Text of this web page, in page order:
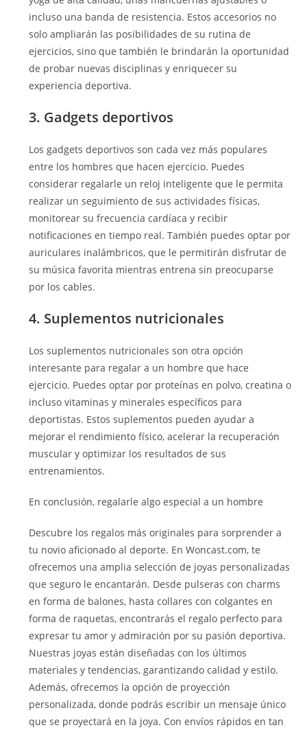
incluso una banda de resistencia. Estos accesorios no
solo ampliarán las posibilidades de su rutina de
ejercicios, sino que también le brindarán la oportunidad
de probar nuevas disciplinas y enriquecer su
experiencia deportiva.
3. Gadgets deportivos
Los gadgets deportivos son cada vez más populares
entre los hombres que hacen ejercicio. Puedes
considerar regalarle un reloj inteligente que le permita
realizar un seguimiento de sus actividades físicas,
monitorear su frecuencia cardíaca y recibir
notificaciones en tiempo real. También puedes optar por
auriculares inalámbricos, que le permitirán disfrutar de
su música favorita mientras entrena sin preocuparse
por los cables.
4. Suplementos nutricionales
Los suplementos nutricionales son otra opción
interesante para regalar a un hombre que hace
ejercicio. Puedes optar por proteínas en polvo, creatina o
incluso vitaminas y minerales específicos para
deportistas. Estos suplementos pueden ayudar a
mejorar el rendimiento físico, acelerar la recuperación
muscular y optimizar los resultados de sus
entrenamientos.
En conclusión, regalarle algo especial a un hombre
Descubre los regalos más originales para sorprender a
tu novio aficionado al deporte. En Woncast.com, te
ofrecemos una amplia selección de joyas personalizadas
que seguro le encantarán. Desde pulseras con charms
en forma de balones, hasta collares con colgantes en
forma de raquetas, encontrarás el regalo perfecto para
expresar tu amor y admiración por su pasión deportiva.
Nuestras joyas están diseñadas con los últimos
materiales y tendencias, garantizando calidad y estilo.
Además, ofrecemos la opción de proyección
personalizada, donde podrás escribir un mensaje único
que se proyectará en la joya. Con envíos rápidos en tan